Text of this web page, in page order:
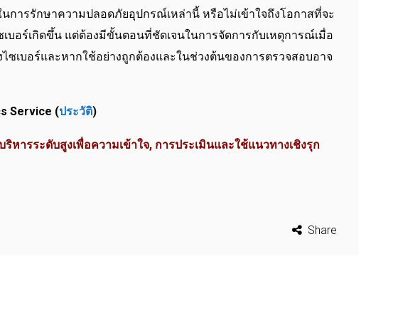
การรักษาความปลอดภัยอุปกรณ์เหล่านี้ หรือไม่เข้าใจถึงโอกาสที่จะ
บอร์เกิดขึ้น แต่ต้องมีขั้นตอนที่ชัดเจนในการจัดการกับเหตุการณ์เมื่อ
เบอร์และหากใช้อย่างถูกต้องและในช่วงต้นของการตรวจสอบอาจ
Service (ประวัติ)
ารระดับสูงเพื่อความเข้าใจ, การประเมินและใช้แนวทางเชิงรุก
Share